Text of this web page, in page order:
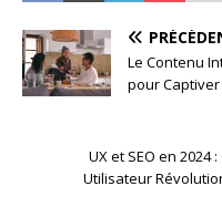
Le Contenu
pour
UX et SEO en 2024
Utilisateur